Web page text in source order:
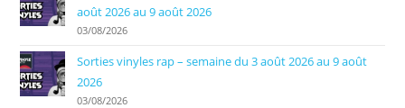
août 2026 au 9 août 2026
03/08/2026
Sorties vinyles rap – semaine du 3 août 2026 au 9 août
2026
03/08/2026